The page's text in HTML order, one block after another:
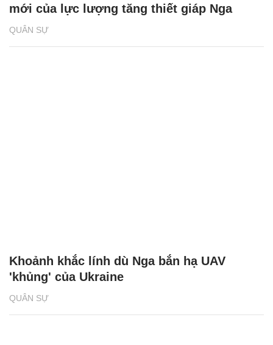
QUÂN SỰ
mới của lực lượng tăng thiết giáp Nga
QUÂN SỰ
Khoảnh khắc lính dù Nga bắn hạ UAV
'khủng' của Ukraine